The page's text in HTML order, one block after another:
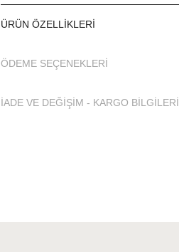
ÜRÜN ÖZELLIKLERI
ÖDEME SEÇENEKLERI
İADE VE DEĞİŞİM - KARGO BİLGİLERİ